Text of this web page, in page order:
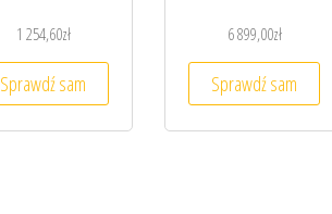
1 254,60zł
Sprawdź sam
6 899,00zł
Sprawdź sam